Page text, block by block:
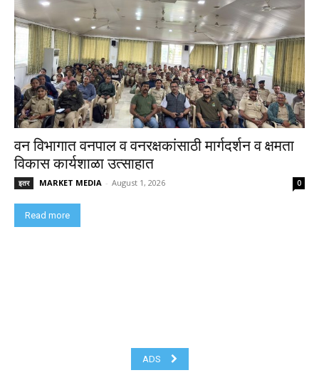
वन विभागात वनपाल व वनरक्षकांसाठी मार्गदर्शन व क्षमता
विकास कार्यशाळा उत्साहात
इतर MARKET MEDIA - August 1, 2026 0
Read more
ADS